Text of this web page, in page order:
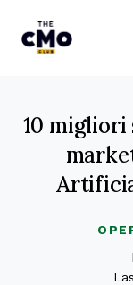
10 migliori